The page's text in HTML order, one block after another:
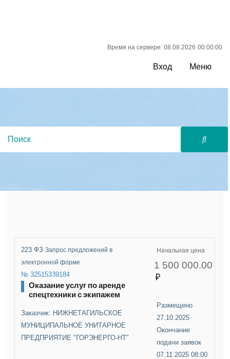
Время на сервере: 08.08.2026 00:00:00
Вход Меню
223 ФЗЗапрос предложений в
электронной форме
№ 32515339184
Оказание услуг по аренде
спецтехники с экипажем
Заказчик: НИЖНЕТАГИЛЬСКОЕ
МУНИЦИПАЛЬНОЕ УНИТАРНОЕ
ПРЕДПРИЯТИЕ "ГОРЭНЕРГО-НТ"
Начальная цена
1 500 000.00
Размещено
27.10.2025
Окончание
подачи заявок
07.11.2025 08:00